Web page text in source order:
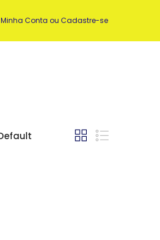
Minha Conta ou Cadastre-se